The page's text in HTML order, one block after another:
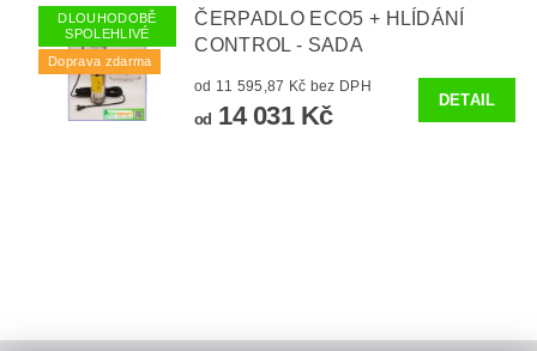
DLOUHODOBĚ
SPOLEHLIVÉ
Doprava zdarma
ČERPADLO ECO5 + HLÍDÁNÍ
CONTROL - SADA
od 11 595,87 Kč bez DPH
od 14 031 Kč
DETAIL